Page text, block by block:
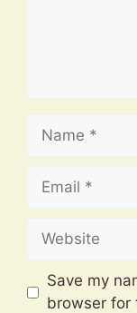
Name
Email
Website
Save my
browser for